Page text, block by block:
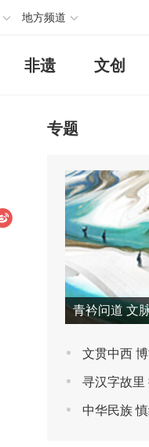
地方频道
非遗 文创
专题
青衿问道 文
文贯中西
寻汉字故里
中华民族